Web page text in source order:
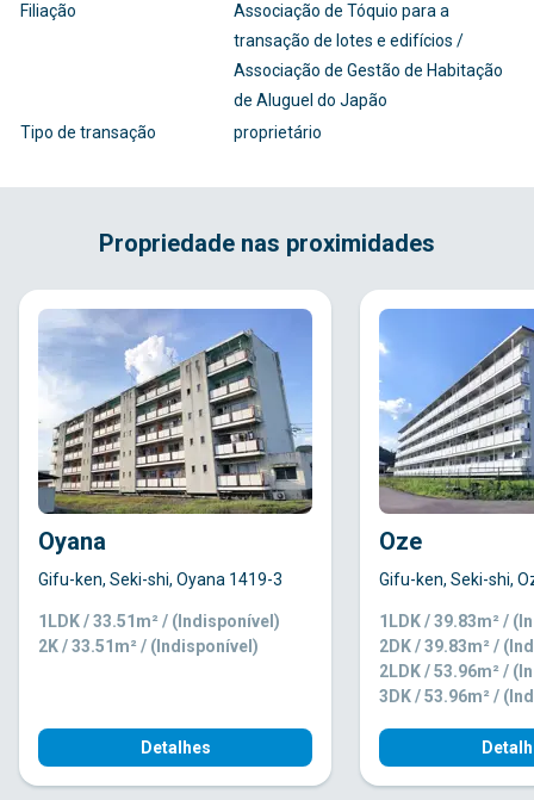
Filiação
Associação de Tóquio para a
transação de lotes e edifícios /
Associação de Gestão de Habitação
de Aluguel do Japão
Tipo de transação
proprietário
Propriedade nas proximidades
Oyana
Gifu-ken, Seki-shi, Oyana 1419-3
1LDK / 33.51m² / (Indisponível)
2K / 33.51m² / (Indisponível)
Detalhes
Oze
Gifu-ken, Seki-shi,
1LDK / 39.83m² /
2DK / 39.83m² /
2LDK / 53.96m² /
3DK / 53.96m² /